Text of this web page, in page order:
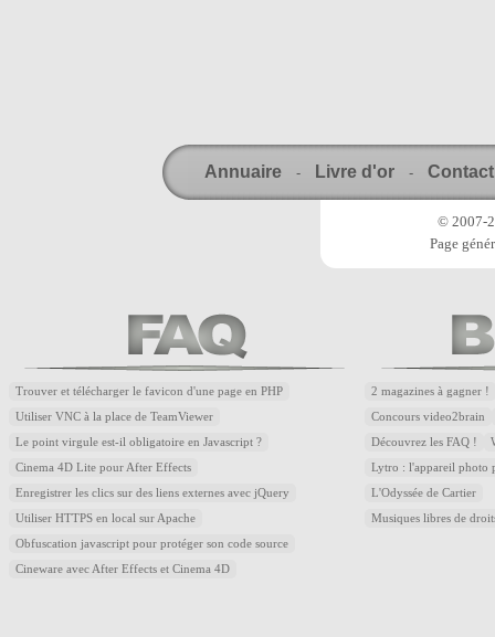
Annuaire - Livre d'or - Contact
© 2007-
Page
Trouver et télécharger le favicon d'une page en PHP
Utiliser VNC à la place de TeamViewer
Le point virgule est-il obligatoire en Javascript ?
Cinema 4D Lite pour After Effects
Enregistrer les clics sur des liens externes avec jQuery
Utiliser HTTPS en local sur Apache
Obfuscation javascript pour protéger son code source
Cineware avec After Effects et Cinema 4D
2 magazines à gagner !
Concours video2brain
Découvrez les FAQ !
Lytro : l'appareil photo
L'Odyssée de Cartier
Musiques libres de